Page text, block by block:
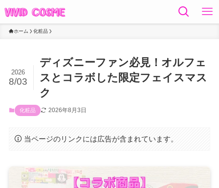
ホーム 化粧品
ディズニーファン必見！オルフェ
スとコラボした限定フェイスマス
ク
2026
8/03
化粧品 2026年8月3日
当ページのリンクには広告が含まれています。